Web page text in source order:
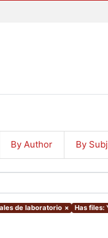
By Author By
de laboratorio × Has files: